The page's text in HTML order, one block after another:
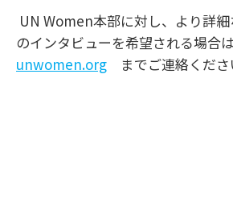
UN Women本部に対し、より詳
のインタビューを希望される場合は
unwomen.org までご連絡くださ